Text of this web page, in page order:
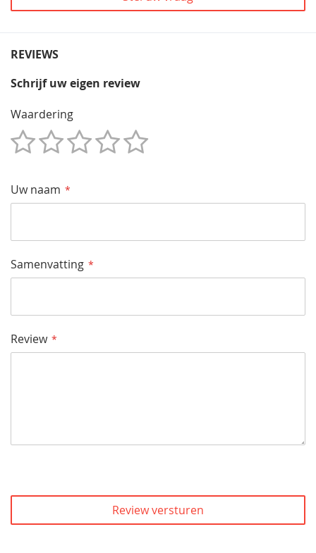
REVIEWS
Schrijf uw eigen review
Waardering
Uw naam
Samenvatting
Review
Review versturen